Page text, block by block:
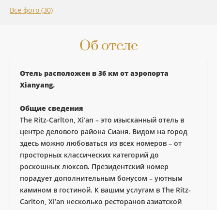
Все фото (30)
Об отеле
Отель расположен в 36 км от аэропорта
Xianyang.
Общие сведения
The Ritz-Carlton, Xi’an – это изысканный отель в
центре делового района Сианя. Видом на город
здесь можно любоваться из всех номеров – от
просторных классических категорий до
роскошных люксов. Президентский номер
порадует дополнительным бонусом – уютным
камином в гостиной. К вашим услугам в The Ritz-
Carlton, Xi’an несколько ресторанов азиатской